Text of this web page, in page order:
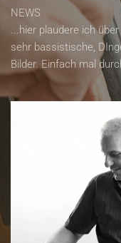
NEWS
...hier plaudere ich
sehr bassistische,
Bilder. Einfach mal